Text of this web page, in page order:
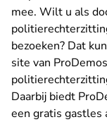
mee. Wilt u als
bezoeken? Dat
site van
Daarbij biedt
een gratis gastles